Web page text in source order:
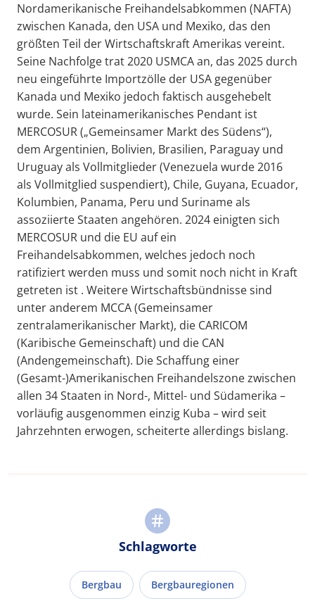
Nordamerikanische Freihandelsabkommen (NAFTA)
zwischen Kanada, den USA und Mexiko, das den
größten Teil der Wirtschaftskraft Amerikas vereint.
Seine Nachfolge trat 2020 USMCA an, das 2025 durch
neu eingeführte Importzölle der USA gegenüber
Kanada und Mexiko jedoch faktisch ausgehebelt
wurde. Sein lateinamerikanisches Pendant ist
MERCOSUR („Gemeinsamer Markt des Südens“),
dem Argentinien, Bolivien, Brasilien, Paraguay und
Uruguay als Vollmitglieder (Venezuela wurde 2016
als Vollmitglied suspendiert), Chile, Guyana, Ecuador,
Kolumbien, Panama, Peru und Suriname als
assoziierte Staaten angehören. 2024 einigten sich
MERCOSUR und die EU auf ein
Freihandelsabkommen, welches jedoch noch
ratifiziert werden muss und somit noch nicht in Kraft
getreten ist . Weitere Wirtschaftsbündnisse sind
unter anderem MCCA (Gemeinsamer
zentralamerikanischer Markt), die CARICOM
(Karibische Gemeinschaft) und die CAN
(Andengemeinschaft). Die Schaffung einer
(Gesamt-)Amerikanischen Freihandelszone zwischen
allen 34 Staaten in Nord-, Mittel- und Südamerika –
vorläufig ausgenommen einzig Kuba – wird seit
Jahrzehnten erwogen, scheiterte allerdings bislang.
Schlagworte
Bergbau Bergbauregionen